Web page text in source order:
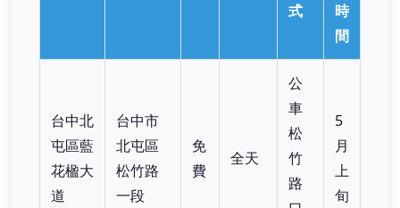
式
時
間
台中北
屯區藍
花楹大
道
台中市
北屯區
松竹路
一段
免
費
全天
公
車
松
竹
路
5
月
上
旬